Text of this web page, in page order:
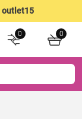
outlet15
0 0